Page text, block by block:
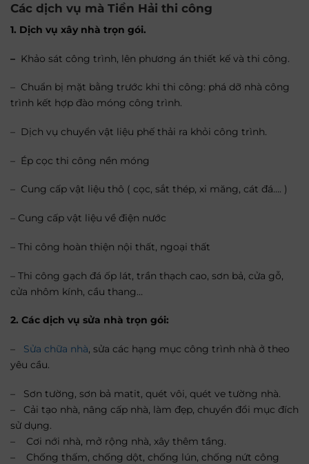
Các dịch vụ mà Tiền Hải thi công
1. Dịch vụ xây nhà trọn gói.
– Khảo sát công trình, lên phương án thiết kế và thi công.
– Chuẩn bị mặt bằng trước khi thi công: phá dỡ nhà công
trình kết hợp đào móng công trình.
– Dịch vụ chuyển vật liệu phế thải ra khỏi công trình.
– Ép cọc thi công nền móng
– Cung cấp vật liệu thô ( cọc, sắt thép, xi măng, cát đá…. )
– Cung cấp vật liệu về điện nước
– Thi công hoàn thiện nội thất, ngoại thất
– Thi công gạch đá ốp lát, trần thạch cao, sơn bả, cửa gỗ,
cửa nhôm kính, cầu thang…
2. Các dịch vụ sửa nhà trọn gói:
– Sửa chữa nhà, sửa các hạng mục công trình nhà ở theo
yêu cầu.
– Sơn tường, sơn bả matit, quét vôi, quét ve tường nhà.
– Cải tạo nhà, nâng cấp nhà, làm đẹp, chuyển đổi mục đích
sử dụng.
– Cơi nới nhà, mở rộng nhà, xây thêm tầng.
– Chống thấm, chống dột, chống lún, chống nứt công